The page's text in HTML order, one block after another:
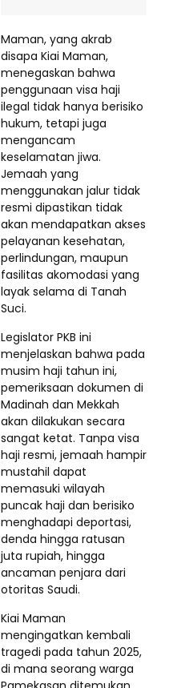
Maman, yang akrab
disapa Kiai Maman,
menegaskan bahwa
penggunaan visa haji
ilegal tidak hanya berisiko
hukum, tetapi juga
mengancam
keselamatan jiwa.
Jemaah yang
menggunakan jalur tidak
resmi dipastikan tidak
akan mendapatkan akses
pelayanan kesehatan,
perlindungan, maupun
fasilitas akomodasi yang
layak selama di Tanah
Suci.
Legislator PKB ini
menjelaskan bahwa pada
musim haji tahun ini,
pemeriksaan dokumen di
Madinah dan Mekkah
akan dilakukan secara
sangat ketat. Tanpa visa
haji resmi, jemaah hampir
mustahil dapat
memasuki wilayah
puncak haji dan berisiko
menghadapi deportasi,
denda hingga ratusan
juta rupiah, hingga
ancaman penjara dari
otoritas Saudi.
Kiai Maman
mengingatkan kembali
tragedi pada tahun 2025,
di mana seorang warga